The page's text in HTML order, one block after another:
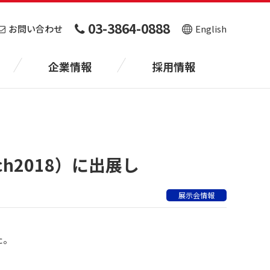
お問い合わせ 03-3864-0888 English
企業情報 採用情報
展示会情報
）に出展し